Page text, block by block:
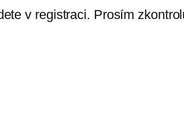
v registraci. Prosím